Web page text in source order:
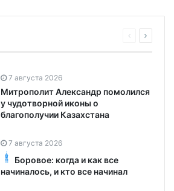
7 августа 2026
Митрополит Александр помолился
у чудотворной иконы о
благополучии Казахстана
7 августа 2026
Боровое: когда и как все
начиналось, и кто все начинал